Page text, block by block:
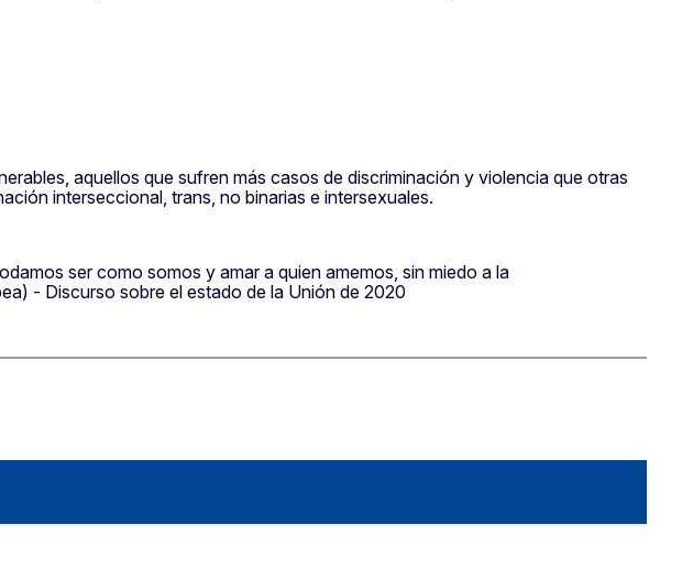
aquellos que sufren más casos de discriminación y violencia que otras
interseccional, trans, no binarias e intersexuales.
ser como somos y amar a quien amemos, sin miedo a la
- Discurso sobre el estado de la Unión de 2020